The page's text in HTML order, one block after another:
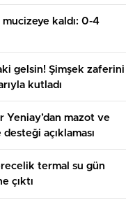
mucizeye kaldı: 0-4
gelsin! Şimşek zaferini
kutladı
Yeniay’dan mazot ve
açıklaması
termal su gün
çıktı